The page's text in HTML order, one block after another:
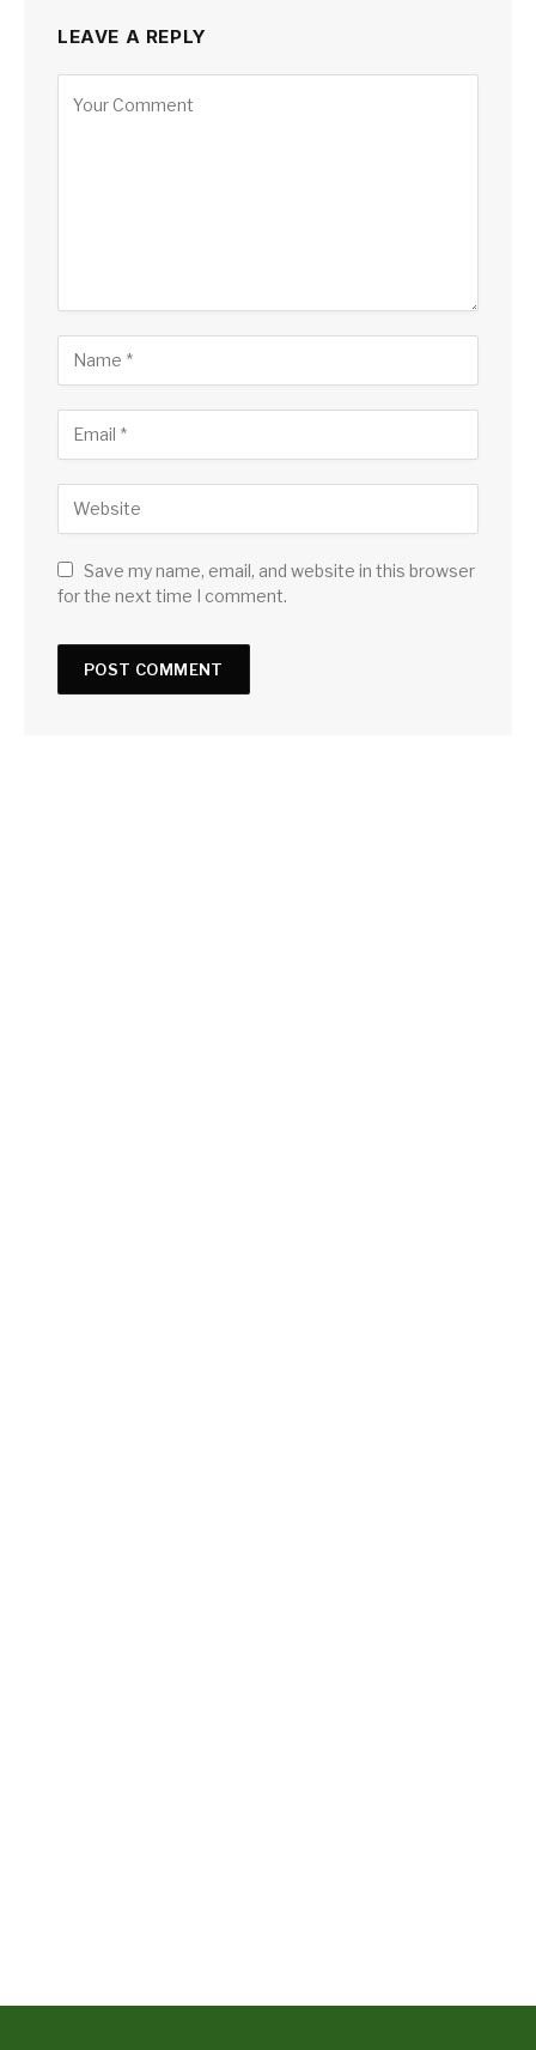
LEAVE A REPLY
Save my name, email, and website in this browser
for the next time I comment.